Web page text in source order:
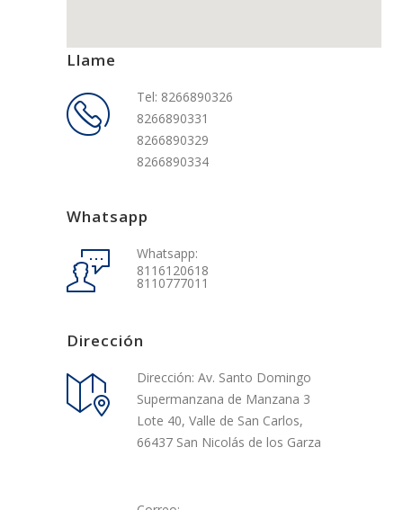
Llame
Tel: 8266890326
8266890331
8266890329
8266890334
Whatsapp
Whatsapp:
8116120618
8110777011
Dirección
Dirección: Av. Santo Domingo
Supermanzana de Manzana 3
Lote 40, Valle de San Carlos,
66437 San Nicolás de los Garza